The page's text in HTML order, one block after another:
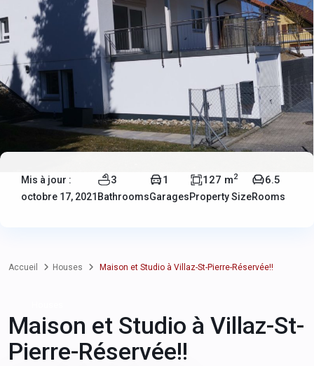
Mis à jour :
octobre 17, 2021
3
Bathrooms
1
Garages
127 m2
Property Size
6.5
Rooms
Accueil Houses Maison et Studio à Villaz-St-Pierre-Réservée!!
Maison et Studio à Villaz-St-
Pierre-Réservée!!